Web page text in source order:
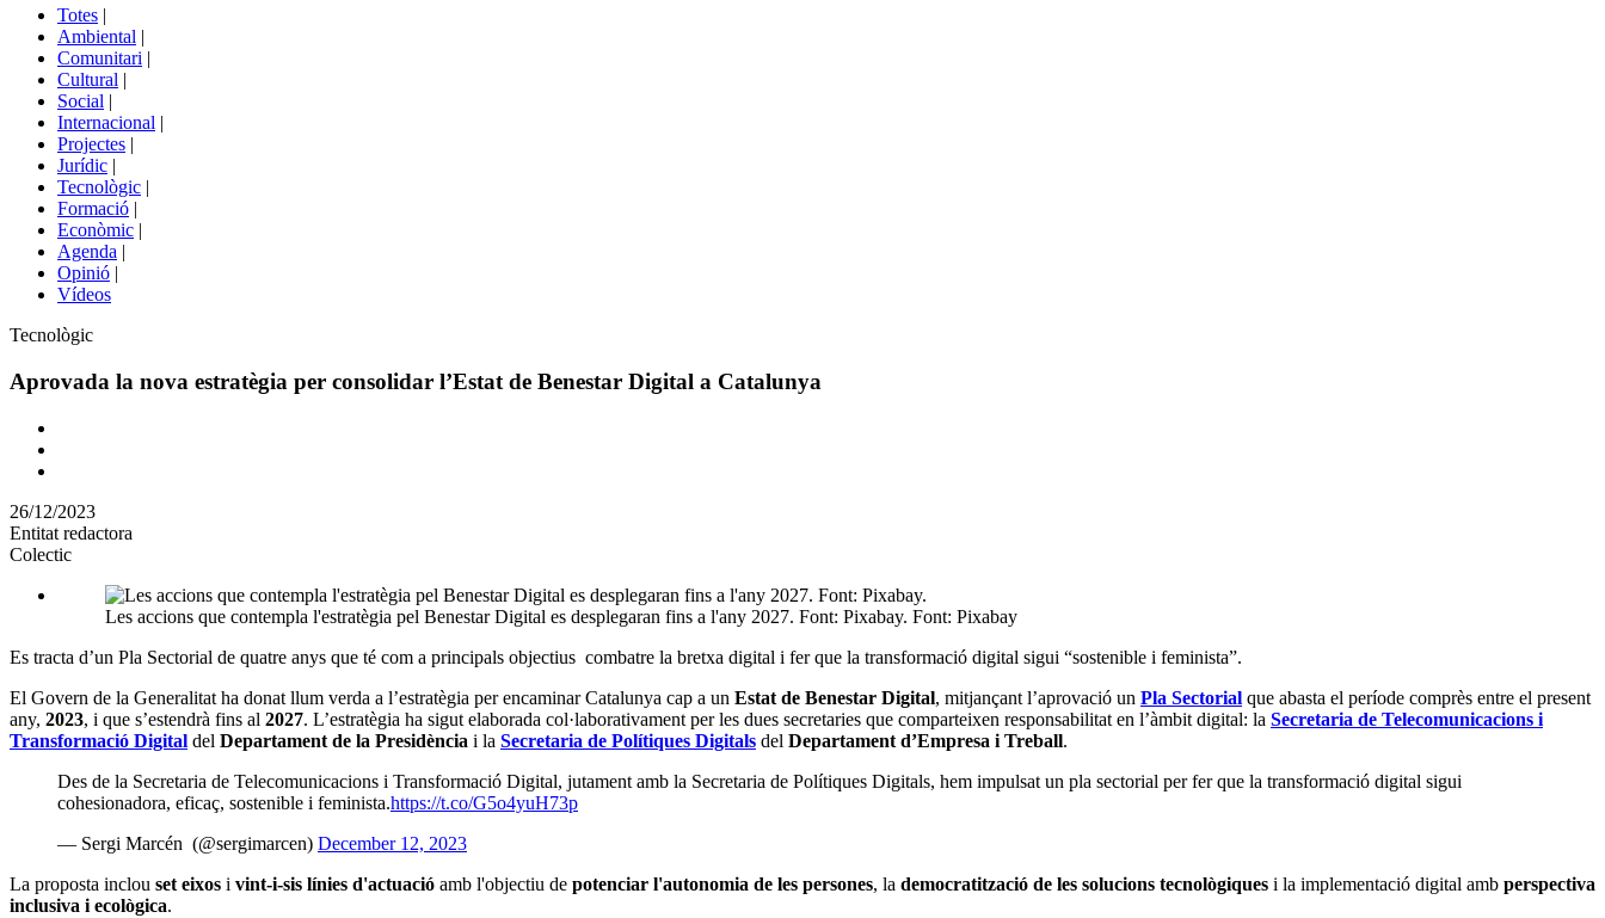
portals
Totes |
Ambiental |
Comunitari |
Cultural |
Social |
Internacional |
Projectes |
Jurídic |
Tecnològic |
Formació |
Econòmic |
Agenda |
Opinió |
Vídeos
Àmbit
la
notícia
Tecnològic
Aprovada la nova estratègia per consolidar l’Estat de Benestar Digital a Catalunya
Comparteix
altres
xarxes
socials
26/12/2023
Entitat redactora
Colectic
Les accions que contempla l'estratègia pel Benestar Digital es desplegaran fins a l'any 2027. Font: Pixabay. Font: Pixabay
Es tracta d’un Pla Sectorial de quatre anys que té com a principals objectius combatre la bretxa digital i fer que la transformació digital sigui “sostenible i feminista”.
El Govern de la Generalitat ha donat llum verda a l’estratègia per encaminar Catalunya cap a un Estat de Benestar Digital, mitjançant l’aprovació un Pla Sectorial que abasta el període comprès entre el present
any, 2023, i que s’estendrà fins al 2027. L’estratègia ha sigut elaborada col·laborativament per les dues secretaries que comparteixen responsabilitat en l’àmbit digital: la Secretaria de Telecomunicacions i
Transformació Digital del Departament de la Presidència i la Secretaria de Polítiques Digitals del Departament d’Empresa i Treball.
Des de la Secretaria de Telecomunicacions i Transformació Digital, jutament amb la Secretaria de Polítiques Digitals, hem impulsat un pla sectorial per fer que la transformació digital sigui
cohesionadora, eficaç, sostenible i feminista.https://t.co/G5o4yuH73p
— Sergi Marcén (@sergimarcen) December 12, 2023
La proposta inclou set eixos i vint-i-sis línies d'actuació amb l'objectiu de potenciar l'autonomia de les persones, la democratització de les solucions tecnològiques i la implementació digital amb perspectiva
inclusiva i ecològica.